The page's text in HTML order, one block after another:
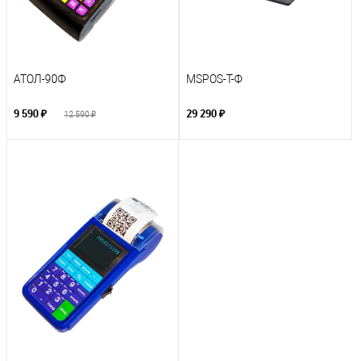
АТОЛ-90Ф
9 590 ₽ 12 590 ₽
MSPOS-T-Ф
29 290 ₽